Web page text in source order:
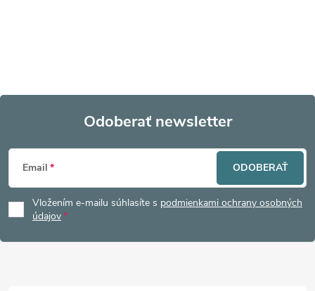
Z
á
p
Odoberať newsletter
Email
Vložením e-mailu súhlasíte s podmienkami ochrany osobných
údajov
ODOBERAŤ